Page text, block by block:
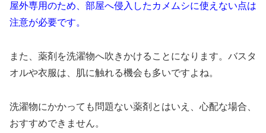
屋外専用のため、部屋へ侵入したカメムシに使えない点は
注意が必要です。
また、薬剤を洗濯物へ吹きかけることになります。バスタ
オルや衣服は、肌に触れる機会も多いですよね。
洗濯物にかかっても問題ない薬剤とはいえ、心配な場合、
おすすめできません。